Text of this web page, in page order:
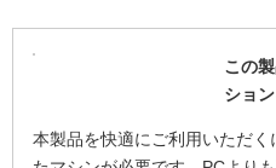
この
ショ
本製品を快適にご利用いただ